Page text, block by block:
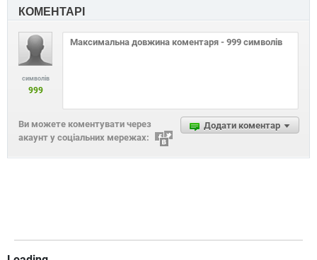
КОМЕНТАРІ
символів
999
Додати коментар
Ви можете коментувати через
акаунт у соціальних мережах: